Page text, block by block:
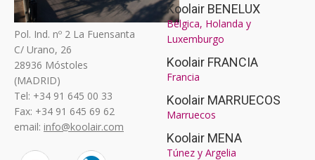
Pol. Ind. nº 2 La Fuensanta
C/ Urano, 26
28936 Móstoles
(MADRID)
Tel: +34 91 645 00 33
Fax: +34 91 645 69 62
email: info@koolair.com
Koolair BENELUX
Bélgica, Holanda y
Luxemburgo
Koolair FRANCIA
Francia
Koolair MARRUECOS
Marruecos
Koolair MENA
Túnez y Argelia